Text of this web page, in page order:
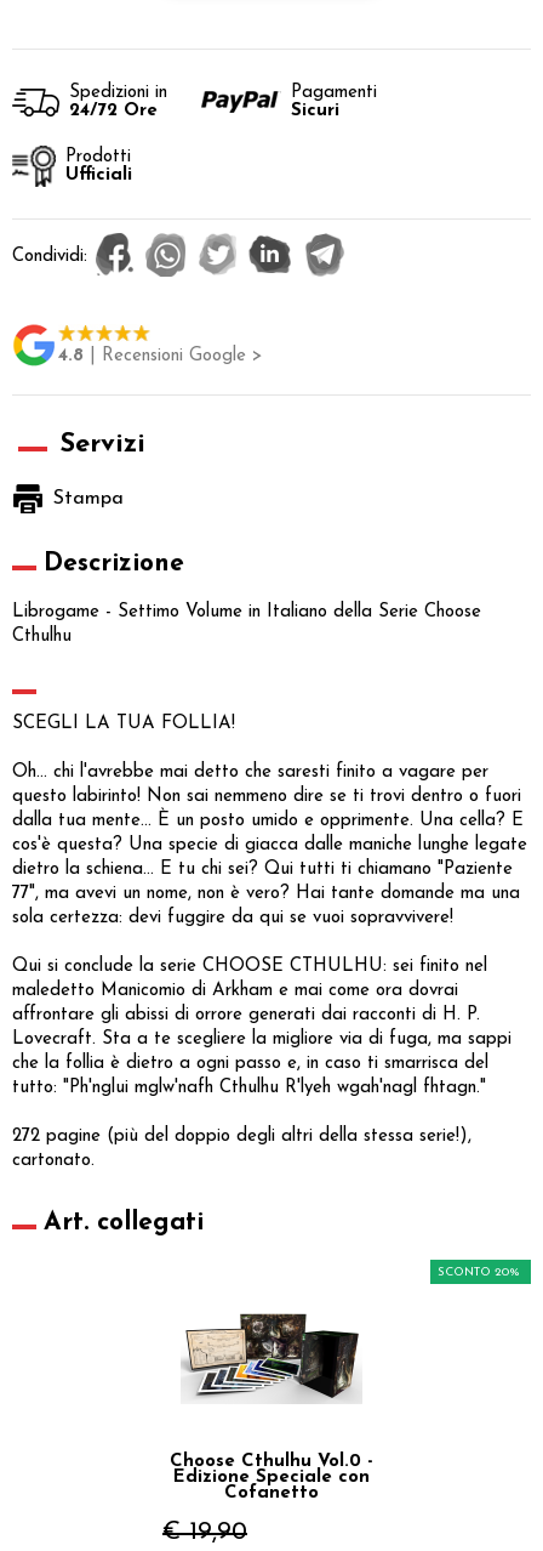
Spedizioni in
24/72 Ore
Pagamenti
Sicuri
Prodotti
Ufficiali
Condividi:
4.8 | Recensioni Google >
Servizi
Stampa
Descrizione
Librogame - Settimo Volume in Italiano della Serie Choose
Cthulhu
SCEGLI LA TUA FOLLIA!
Oh… chi l'avrebbe mai detto che saresti finito a vagare per
questo labirinto! Non sai nemmeno dire se ti trovi dentro o fuori
dalla tua mente… È un posto umido e opprimente. Una cella? E
cos'è questa? Una specie di giacca dalle maniche lunghe legate
dietro la schiena… E tu chi sei? Qui tutti ti chiamano "Paziente
77", ma avevi un nome, non è vero? Hai tante domande ma una
sola certezza: devi fuggire da qui se vuoi sopravvivere!
Qui si conclude la serie CHOOSE CTHULHU: sei finito nel
maledetto Manicomio di Arkham e mai come ora dovrai
affrontare gli abissi di orrore generati dai racconti di H. P.
Lovecraft. Sta a te scegliere la migliore via di fuga, ma sappi
che la follia è dietro a ogni passo e, in caso ti smarrisca del
tutto: "Ph'nglui mglw'nafh Cthulhu R'lyeh wgah'nagl fhtagn."
272 pagine (più del doppio degli altri della stessa serie!),
cartonato.
Art. collegati
Choose Cthulhu Vol.0 -
Edizione Speciale con
Cofanetto
€ 19,90
SCONTO 20%